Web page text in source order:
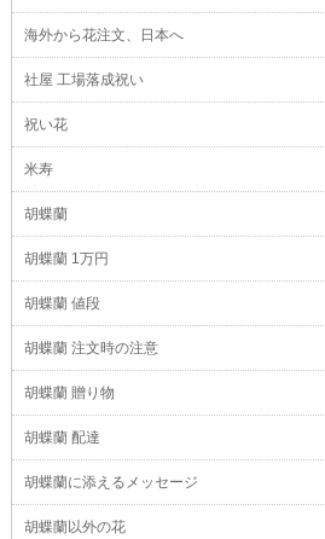
海外から花注文、日本へ
社屋 工場落成祝い
祝い花
米寿
胡蝶蘭
胡蝶蘭 1万円
胡蝶蘭 値段
胡蝶蘭 注文時の注意
胡蝶蘭 贈り物
胡蝶蘭 配達
胡蝶蘭に添えるメッセージ
胡蝶蘭以外の花